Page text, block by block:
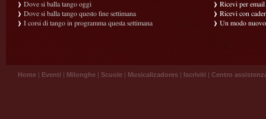
Dove si balla tango oggi
Dove si balla tango questo fine settimana
I corsi di tango in programma questa settimana
Ricevi per
Ricevi con
Un modo
Home | Eventi | Milonghe | Scuole | Musicalizadores | Iscriviti | Centro